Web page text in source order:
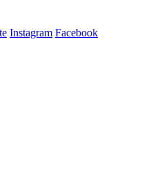
Instagram Facebook